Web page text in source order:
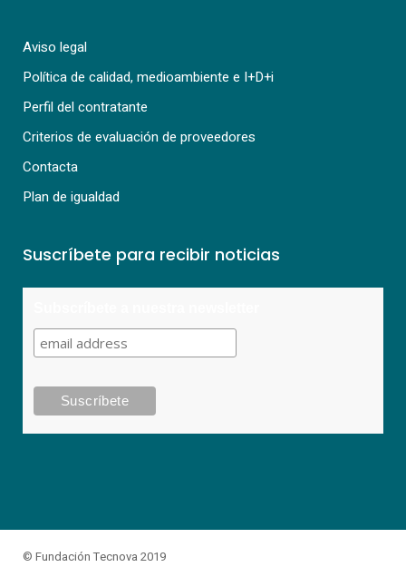
Aviso legal
Política de calidad, medioambiente e I+D+i
Perfil del contratante
Criterios de evaluación de proveedores
Contacta
Plan de igualdad
Suscríbete para recibir noticias
© Fundación Tecnova 2019